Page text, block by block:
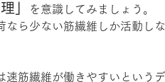
」
を意識してみましょう。
なら少ない筋繊維しか活動し
速筋繊維が働きやすいという